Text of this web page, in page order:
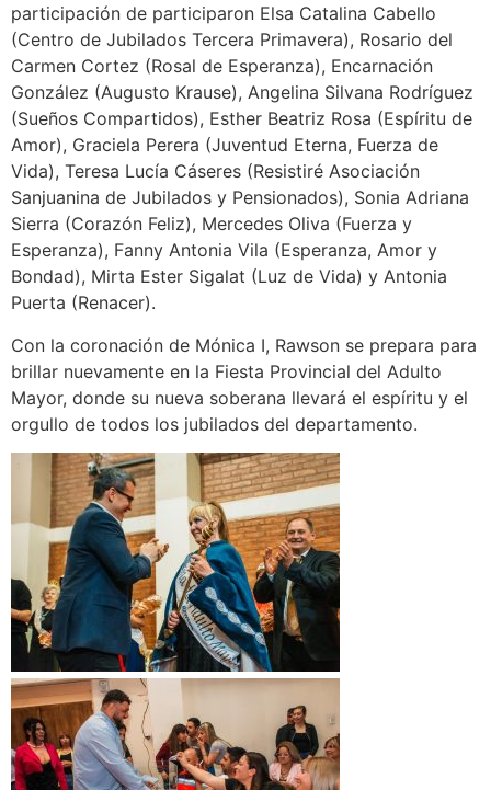
participación de participaron Elsa Catalina Cabello
(Centro de Jubilados Tercera Primavera), Rosario del
Carmen Cortez (Rosal de Esperanza), Encarnación
González (Augusto Krause), Angelina Silvana Rodríguez
(Sueños Compartidos), Esther Beatriz Rosa (Espíritu de
Amor), Graciela Perera (Juventud Eterna, Fuerza de
Vida), Teresa Lucía Cáseres (Resistiré Asociación
Sanjuanina de Jubilados y Pensionados), Sonia Adriana
Sierra (Corazón Feliz), Mercedes Oliva (Fuerza y
Esperanza), Fanny Antonia Vila (Esperanza, Amor y
Bondad), Mirta Ester Sigalat (Luz de Vida) y Antonia
Puerta (Renacer).
Con la coronación de Mónica I, Rawson se prepara para
brillar nuevamente en la Fiesta Provincial del Adulto
Mayor, donde su nueva soberana llevará el espíritu y el
orgullo de todos los jubilados del departamento.